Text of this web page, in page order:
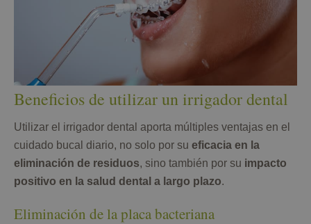
Beneficios de utilizar un irrigador dental
Utilizar el irrigador dental aporta múltiples ventajas en el
cuidado bucal diario, no solo por su eficacia en la
eliminación de residuos, sino también por su impacto
positivo en la salud dental a largo plazo.
Eliminación de la placa bacteriana